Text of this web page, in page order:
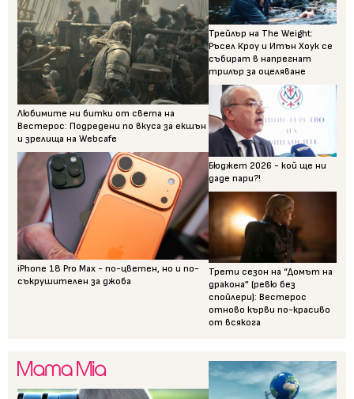
Любимите ни битки от света на
Вестерос: Подредени по вкуса за екшън
и зрелища на Webcafe
iPhone 18 Pro Max - по-цветен, но и по-
съкрушителен за джоба
Трейлър на The Weight:
Ръсел Кроу и Итън Хоук се
събират в напрегнат
трилър за оцеляване
Бюджет 2026 - кой ще ни
даде пари?!
Трети сезон на “Домът на
дракона” (ревю без
спойлери): Вестерос
отново кърви по-красиво
от всякога